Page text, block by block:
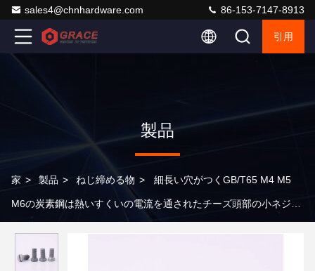
sales4@chnhardware.com 86-153-7147-8913
引用
製品
家 > 製品 > ねじ締める物 > 細長い穴がつくGB/T65 M4 M5
M6の炭素鋼は熱いすくいの電流を通されたチーズ頭部の小ネジを